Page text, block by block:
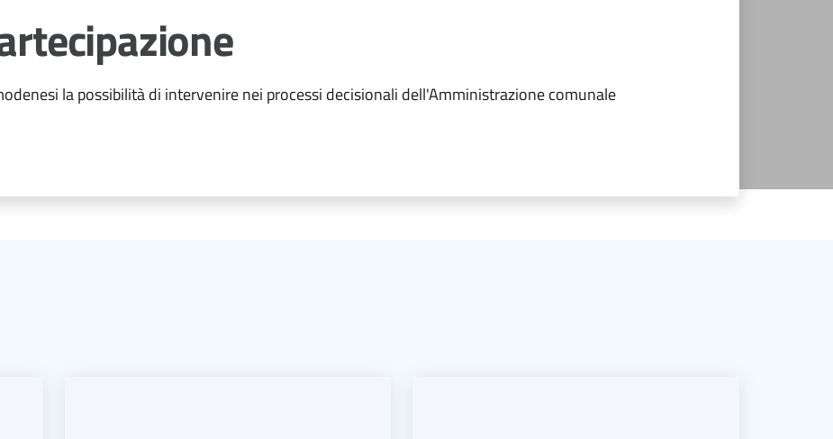
la possibilità di intervenire nei processi decisionali dell'Amministrazione comunale